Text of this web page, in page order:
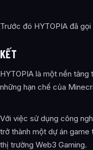
Trước đó HYTOPIA đã
KẾT
HYTOPIA là một nền
những hạn chế của
Với việc sử dụng công
trở thành một dự án
thị trường Web3 Gaming.